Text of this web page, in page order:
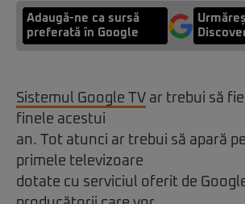
Adaugă-ne ca sursă
preferată în Google
Sistemul Google TV ar trebui să
finele acestui
an. Tot atunci ar trebui să apară
primele televizoare
dotate cu serviciul oferit de